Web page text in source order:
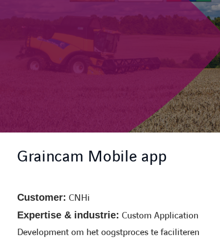
KLANTVERHALEN
NIEUWS & INSIGHTS
CONTACT
Graincam Mobile app
Customer: CNHi
Expertise & industrie: Custom Application
Development om het oogstproces te faciliteren